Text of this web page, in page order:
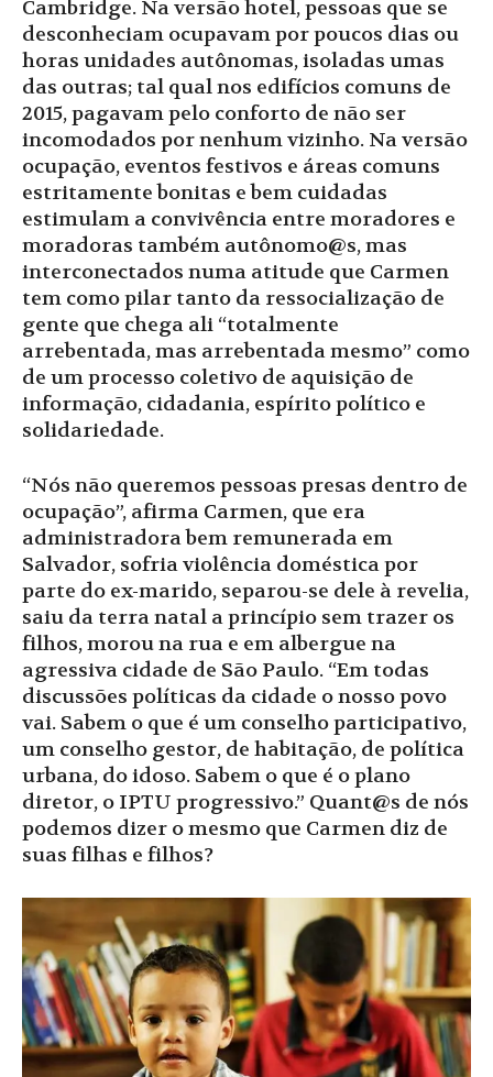
Cambridge. Na versão hotel, pessoas que se
desconheciam ocupavam por poucos dias ou
horas unidades autônomas, isoladas umas
das outras; tal qual nos edifícios comuns de
2015, pagavam pelo conforto de não ser
incomodados por nenhum vizinho. Na versão
ocupação, eventos festivos e áreas comuns
estritamente bonitas e bem cuidadas
estimulam a convivência entre moradores e
moradoras também autônomo@s, mas
interconectados numa atitude que Carmen
tem como pilar tanto da ressocialização de
gente que chega ali “totalmente
arrebentada, mas arrebentada mesmo” como
de um processo coletivo de aquisição de
informação, cidadania, espírito político e
solidariedade.
“Nós não queremos pessoas presas dentro de
ocupação”, afirma Carmen, que era
administradora bem remunerada em
Salvador, sofria violência doméstica por
parte do ex-marido, separou-se dele à revelia,
saiu da terra natal a princípio sem trazer os
filhos, morou na rua e em albergue na
agressiva cidade de São Paulo. “Em todas
discussões políticas da cidade o nosso povo
vai. Sabem o que é um conselho participativo,
um conselho gestor, de habitação, de política
urbana, do idoso. Sabem o que é o plano
diretor, o IPTU progressivo.” Quant@s de nós
podemos dizer o mesmo que Carmen diz de
suas filhas e filhos?